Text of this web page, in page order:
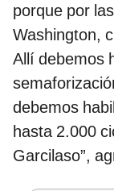
porque por
Washington,
Allí debemos
debemos
hasta 2.000
Garcilaso”,